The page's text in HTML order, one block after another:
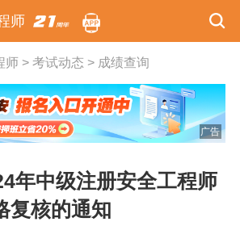
师
师> 考试动态 > 成绩查询
广告
年中级注册安全工程师
复核的通知